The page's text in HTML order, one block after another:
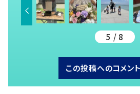
5 / 8
この投稿へのコメン